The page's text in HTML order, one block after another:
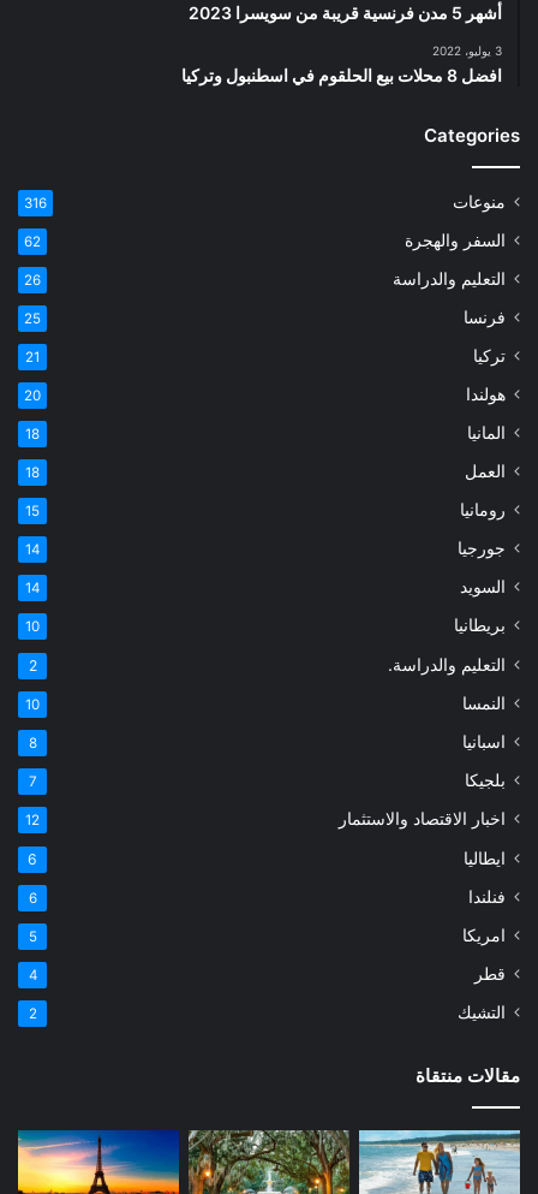
أشهر 5 مدن فرنسية قريبة من سويسرا 2023
3 يوليو، 2022
افضل 8 محلات بيع الحلقوم في اسطنبول وتركيا
Categories
منوعات 316
السفر والهجرة 62
التعليم والدراسة 26
فرنسا 25
تركيا 21
هولندا 20
المانيا 18
العمل 18
رومانيا 15
جورجيا 14
السويد 14
بريطانيا 10
التعليم والدراسة. 2
النمسا 10
اسبانيا 8
بلجيكا 7
اخبار الاقتصاد والاستثمار 12
ايطاليا 6
فنلندا 6
امريكا 5
قطر 4
التشيك 2
مقالات منتقاة